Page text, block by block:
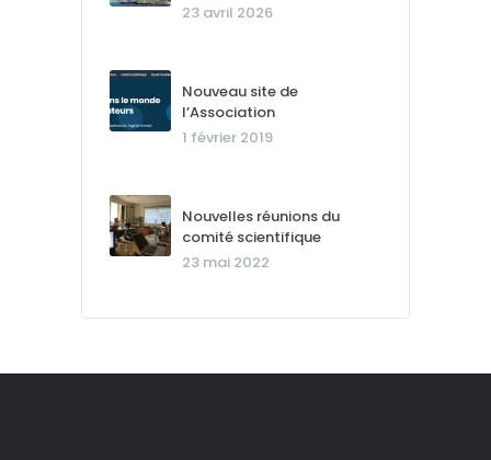
23 avril 2026
Nouveau site de
l’Association
1 février 2019
Nouvelles réunions du
comité scientifique
23 mai 2022